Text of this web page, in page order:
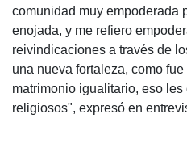
comunidad muy empoderada
enojada, y me refiero
reivindicaciones a través de
una nueva fortaleza, como
matrimonio igualitario, eso
religiosos", expresó en